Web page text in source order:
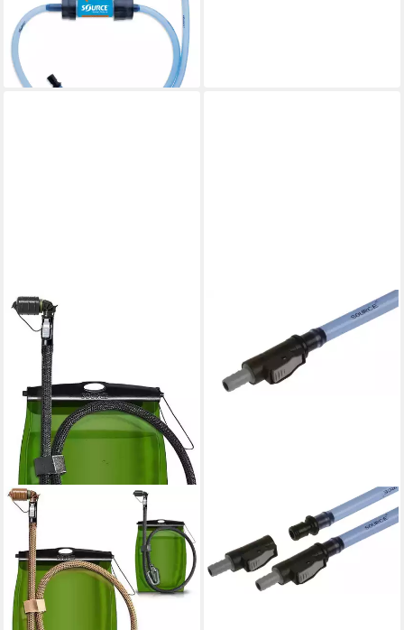
filter,2023,Hydration Acc.
Blue
lieferbar - in 2-3 Werktagen bei dir
SOURCE
Trinkblase Tactical Gear
Känguru 1 Liter Trinksystem
39,99 €
lieferbar - in 2-3 Werktagen bei dir